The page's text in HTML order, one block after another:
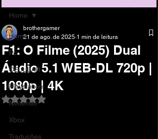
Home
Pc
CELULAR
Playstation
Nintendo
Xbox
Traduções
Home
F1: O Filme (2025) Dual
Áudio 5.1 WEB-DL 720p |
1080p | 4K
brothergamer
21 de ago. de 2025 1 min de leitura
Avaliado com NaN de 5 estrelas.